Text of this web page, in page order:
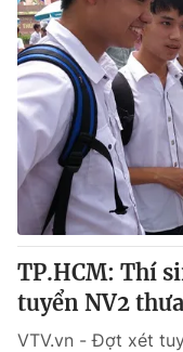
TP.HCM: Thí
tuyển NV2
VTV.vn - Đợt xét